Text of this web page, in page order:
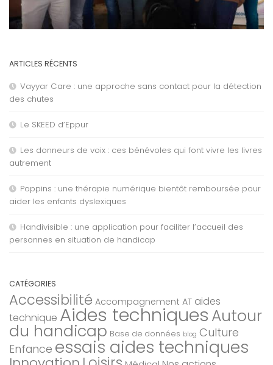
ARTICLES RÉCENTS
Vayyar Care : une approche sans contact pour la détection
des chutes
Le SKEED d’Eppur
Les donneurs de voix : ces bénévoles qui font vivre les livres
autrement
Poppins : une thérapie numérique bientôt remboursée pour
aider les enfants dyslexiques
Handivisible : une application pour faciliter l’accueil des
personnes en situation de handicap
CATÉGORIES
Accessibilité Accompagnement AT aides
technique Aides techniquesAutour
du handicap Base de données blog Culture
Enfance essais aides techniques